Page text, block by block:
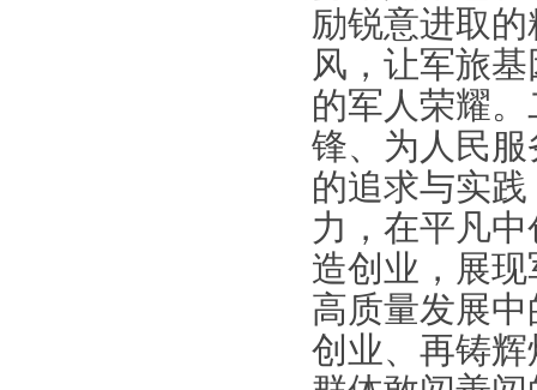
励锐意进取
风，让军旅
的军人荣耀
锋、为人民服
的追求与实
力，在平凡
造创业，展
高质量发展中
创业、再铸